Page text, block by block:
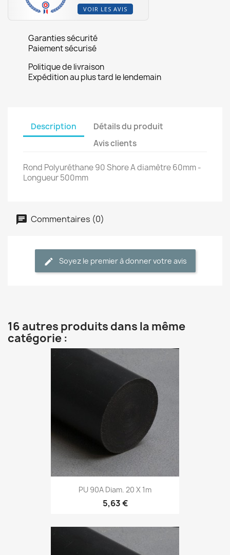
VOIR LES AVIS
Garanties sécurité
Paiement sécurisé
Politique de livraison
Expédition au plus tard le lendemain
Description
Détails du produit
Avis clients
Rond Polyuréthane 90 Shore A diamètre 60mm -
Longueur 500mm
Commentaires (0)
Soyez le premier à donner votre avis
16 autres produits dans la même
catégorie :
PU 90A Diam. 20 X 1m
5,63 €